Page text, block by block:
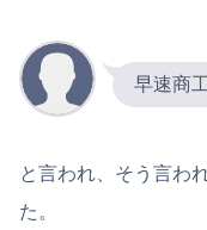
早速商
と言われ、そう言わ
た。